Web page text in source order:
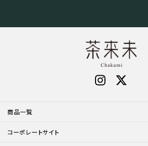
商品一覧
コーポレートサイト